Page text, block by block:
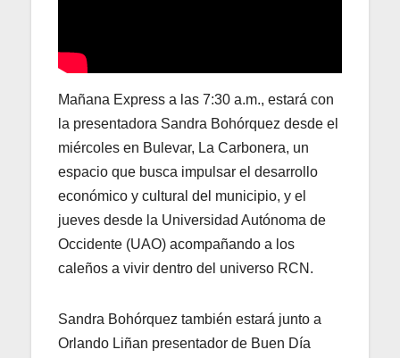
Mañana Express a las 7:30 a.m., estará con
la presentadora Sandra Bohórquez desde el
miércoles en Bulevar, La Carbonera, un
espacio que busca impulsar el desarrollo
económico y cultural del municipio, y el
jueves desde la Universidad Autónoma de
Occidente (UAO) acompañando a los
caleños a vivir dentro del universo RCN.
Sandra Bohórquez también estará junto a
Orlando Liñan presentador de Buen Día